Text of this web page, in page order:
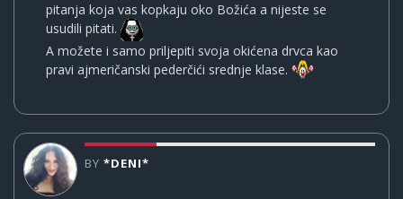
pitanja koja vas kopkaju oko Božića a nijeste se
usudili pitati.
A možete i samo priljepiti svoja okićena drvca kao
pravi ajmeričanski pederčići srednje klase.
BY *DENI*